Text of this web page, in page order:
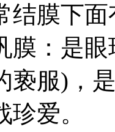
结膜下
是眼
亵服)，
珍爱。